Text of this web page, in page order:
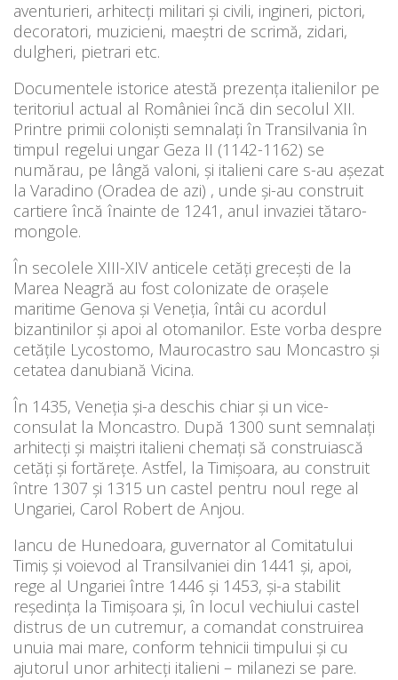
aventurieri, arhitecţi militari şi civili, ingineri, pictori,
decoratori, muzicieni, maeştri de scrimă, zidari,
dulgheri, pietrari etc.
Documentele istorice atestă prezenţa italienilor pe
teritoriul actual al României încă din secolul XII.
Printre primii colonişti semnalaţi în Transilvania în
timpul regelui ungar Geza II (1142-1162) se
numărau, pe lângă valoni, şi italieni care s-au aşezat
la Varadino (Oradea de azi) , unde şi-au construit
cartiere încă înainte de 1241, anul invaziei tătaro-
mongole.
În secolele XIII-XIV anticele cetăţi greceşti de la
Marea Neagră au fost colonizate de oraşele
maritime Genova şi Veneţia, întâi cu acordul
bizantinilor şi apoi al otomanilor. Este vorba despre
cetăţile Lycostomo, Maurocastro sau Moncastro şi
cetatea danubiană Vicina.
În 1435, Veneţia şi-a deschis chiar şi un vice-
consulat la Moncastro. După 1300 sunt semnalaţi
arhitecţi şi maiştri italieni chemaţi să construiască
cetăţi şi fortăreţe. Astfel, la Timişoara, au construit
între 1307 şi 1315 un castel pentru noul rege al
Ungariei, Carol Robert de Anjou.
Iancu de Hunedoara, guvernator al Comitatului
Timiş şi voievod al Transilvaniei din 1441 şi, apoi,
rege al Ungariei între 1446 şi 1453, şi-a stabilit
reşedinţa la Timişoara şi, în locul vechiului castel
distrus de un cutremur, a comandat construirea
unuia mai mare, conform tehnicii timpului şi cu
ajutorul unor arhitecţi italieni – milanezi se pare.